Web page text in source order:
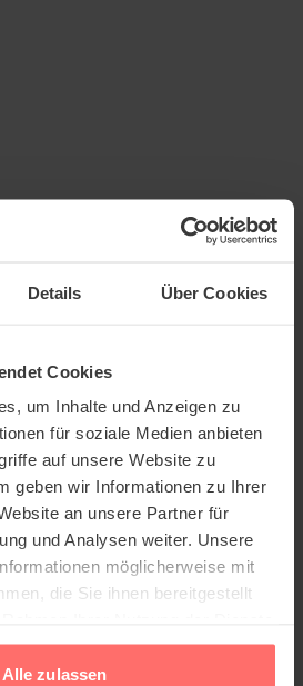
Details Über Cookies
Cookies
um Inhalte und Anzeigen zu
für soziale Medien anbieten
auf unsere Website zu
geben wir Informationen zu Ihrer
an unsere Partner für
und Analysen weiter. Unsere
möglicherweise mit
die Sie ihnen bereitgestellt
Alle zulassen